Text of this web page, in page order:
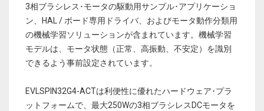
3相ブラシレス･モータの駆動用サンプル･アプリケーショ
ン、HAL / ボード専用ドライバ、およびモータ動作分類用
の機械学習ソリューションが含まれています。機械学習
モデルは、モータ状態（正常、高振動、不安定）を識別
できるよう事前設定されています。
EVLSPIN32G4-ACTは利便性に優れたハードウェア･プラ
ットフォームで、最大250Wの3相ブラシレスDCモータを